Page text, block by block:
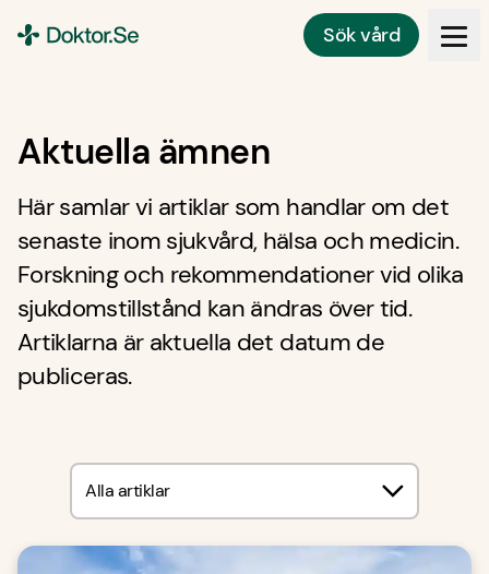
Sök vård
Aktuella ämnen
Här samlar vi artiklar som handlar om det
senaste inom sjukvård, hälsa och medicin.
Forskning och rekommendationer vid olika
sjukdomstillstånd kan ändras över tid.
Artiklarna är aktuella det datum de
publiceras.
Alla artiklar